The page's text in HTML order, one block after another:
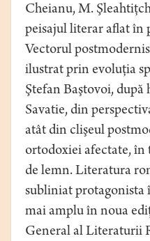
Cheianu, M.
peisajul literar aflat în
Vectorul
ilustrat prin evoluţia
Ştefan Baştovoi,
Savatie, din
atât din clişeul
ortodoxiei afectate,
de lemn. Literatura
subliniat protagonista
mai amplu în noua
General al Literaturii